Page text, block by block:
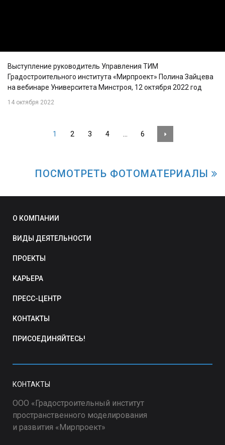
Выступление руководитель Управления ТИМ
Градостроительного института «Мирпроект» Полина Зайцева
на вебинаре Университета Минстроя, 12 октября 2022 год
14 октября 2022
1 2 3 4 … 6
ПОСМОТРЕТЬ ФОТОМАТЕРИАЛЫ
О КОМПАНИИ
ВИДЫ ДЕЯТЕЛЬНОСТИ
ПРОЕКТЫ
КАРЬЕРА
ПРЕСС-ЦЕНТР
КОНТАКТЫ
ПРИСОЕДИНЯЙТЕСЬ!
КОНТАКТЫ
ООО «Градостроительный институт
пространственного моделирования
и развития «Мирпроект»